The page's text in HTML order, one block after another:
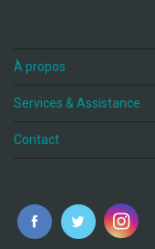
À propos
Services & Assistance
Contact
fr